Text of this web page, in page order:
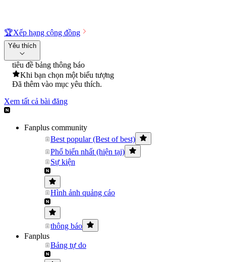
🏆Xếp hạng cộng đồng
Yêu thích
tiêu đề bảng thông báo
Khi bạn chọn một biểu tượng
Đã thêm vào mục yêu thích.
Xem tất cả bài đăng
Fanplus community
Best popular (Best of best)
Phổ biến nhất (hiện tại)
Sự kiện
Hình ảnh quảng cáo
thông báo
Fanplus
Bảng tự do